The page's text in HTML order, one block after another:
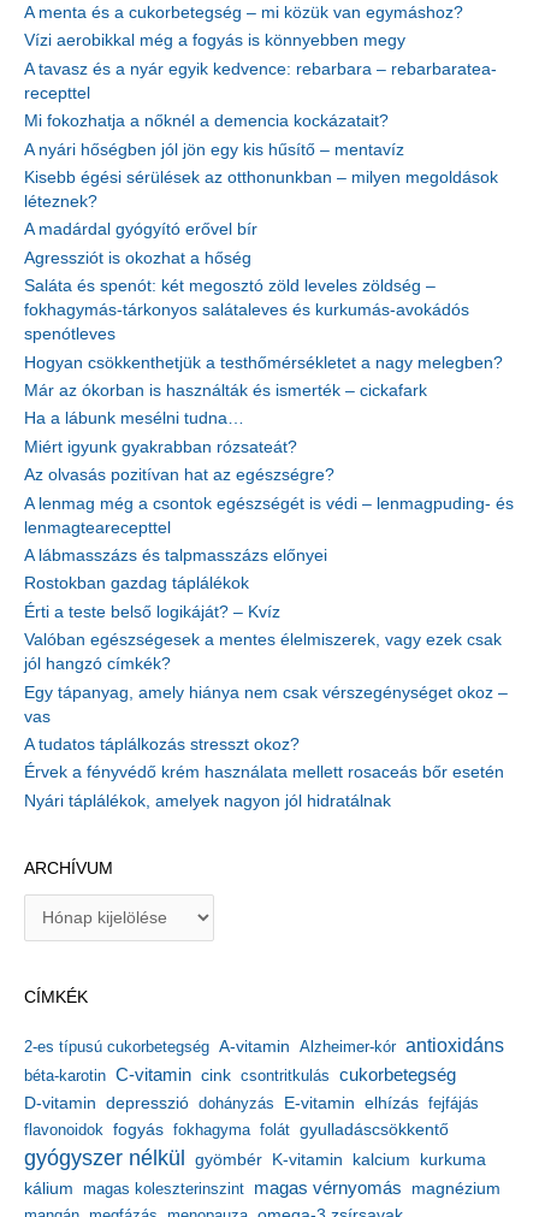
A menta és a cukorbetegség – mi közük van egymáshoz?
Vízi aerobikkal még a fogyás is könnyebben megy
A tavasz és a nyár egyik kedvence: rebarbara – rebarbaratea-
recepttel
Mi fokozhatja a nőknél a demencia kockázatait?
A nyári hőségben jól jön egy kis hűsítő – mentavíz
Kisebb égési sérülések az otthonunkban – milyen megoldások
léteznek?
A madárdal gyógyító erővel bír
Agressziót is okozhat a hőség
Saláta és spenót: két megosztó zöld leveles zöldség –
fokhagymás-tárkonyos salátaleves és kurkumás-avokádós
spenótleves
Hogyan csökkenthetjük a testhőmérsékletet a nagy melegben?
Már az ókorban is használták és ismerték – cickafark
Ha a lábunk mesélni tudna…
Miért igyunk gyakrabban rózsateát?
Az olvasás pozitívan hat az egészségre?
A lenmag még a csontok egészségét is védi – lenmagpuding- és
lenmagtearecepttel
A lábmasszázs és talpmasszázs előnyei
Rostokban gazdag táplálékok
Érti a teste belső logikáját? – Kvíz
Valóban egészségesek a mentes élelmiszerek, vagy ezek csak
jól hangzó címkék?
Egy tápanyag, amely hiánya nem csak vérszegénységet okoz –
vas
A tudatos táplálkozás stresszt okoz?
Érvek a fényvédő krém használata mellett rosaceás bőr esetén
Nyári táplálékok, amelyek nagyon jól hidratálnak
ARCHÍVUM
í
u
m
CÍMKÉK
2-es típusú cukorbetegség A-vitamin Alzheimer-kór antioxidáns
béta-karotin C-vitamin cink csontritkulás cukorbetegség
D-vitamin depresszió dohányzás E-vitamin elhízás fejfájás
flavonoidok fogyás fokhagyma folát gyulladáscsökkentő
gyógyszer nélkül gyömbér K-vitamin kalcium kurkuma
kálium magas koleszterinszint magas vérnyomás magnézium